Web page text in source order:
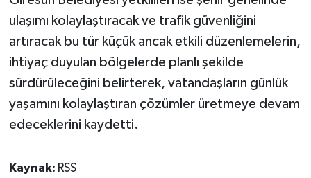
ulaşımı kolaylaştıracak ve trafik güvenliğini
artıracak bu tür küçük ancak etkili düzenlemelerin,
ihtiyaç duyulan bölgelerde planlı şekilde
sürdürüleceğini belirterek, vatandaşların günlük
yaşamını kolaylaştıran çözümler üretmeye devam
edeceklerini kaydetti.
Kaynak: RSS